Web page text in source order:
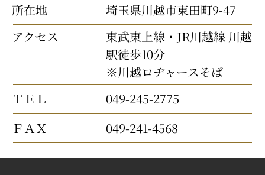
所在地
埼玉県川越市東田町9-47
アクセス
東武東上線・JR川越線 川越
駅徒歩10分
※川越ロヂャースそば
ＴＥＬ
049-245-2775
ＦＡＸ
049-241-4568